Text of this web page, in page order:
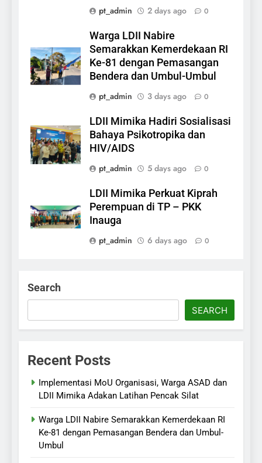
pt_admin
2 days ago 0
Warga LDII Nabire
Semarakkan Kemerdekaan RI
Ke-81 dengan Pemasangan
Bendera dan Umbul-Umbul
pt_admin
3 days ago 0
LDII Mimika Hadiri Sosialisasi
Bahaya Psikotropika dan
HIV/AIDS
pt_admin
5 days ago 0
LDII Mimika Perkuat Kiprah
Perempuan di TP – PKK
Inauga
pt_admin
6 days ago 0
Search
SEARCH
Recent Posts
Implementasi MoU Organisasi, Warga ASAD dan
LDII Mimika Adakan Latihan Pencak Silat
Warga LDII Nabire Semarakkan Kemerdekaan RI
Ke-81 dengan Pemasangan Bendera dan Umbul-
Umbul